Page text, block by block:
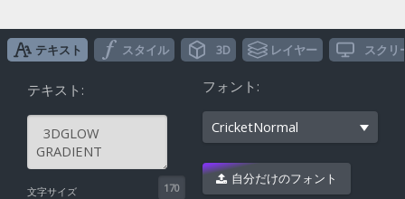
テキスト スタイル 3D レイヤー スクリ
テキスト:
文字サイズ
フォント:
CricketNormal
^ 自分だけのフォント